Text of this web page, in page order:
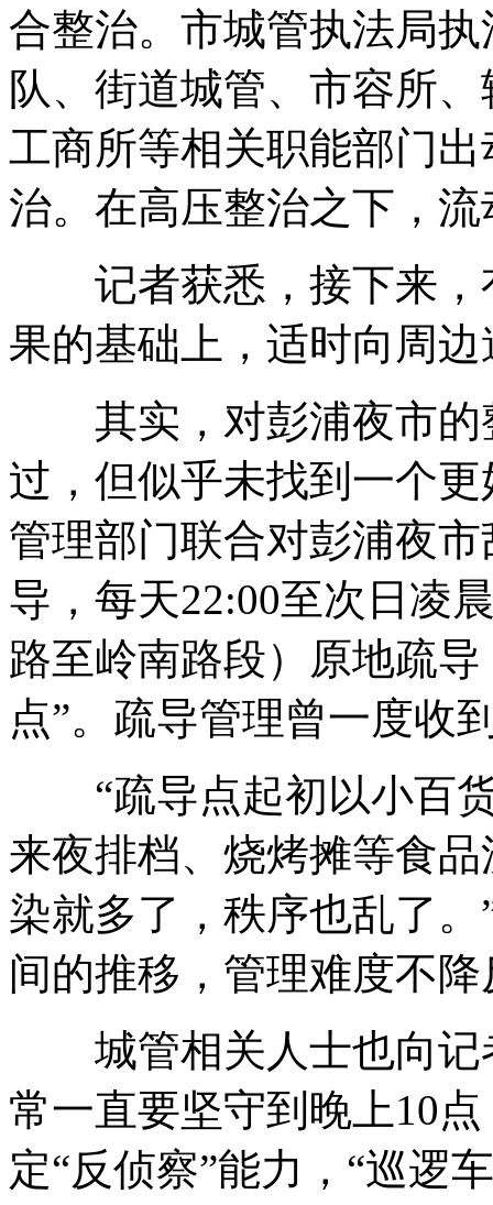
合整治。市城管执法局
队、街道城管、市容所
工商所等相关职能部门
治。在高压整治之下，
记者获悉，接下来，
果的基础上，适时向周
其实，对彭浦夜市的
过，但似乎未找到一个
管理部门联合对彭浦夜
导，每天22:00至次日凌
路至岭南路段）原地疏
点”。疏导管理曾一度收
“疏导点起初以小百货
来夜排档、烧烤摊等食
染就多了，秩序也乱了
间的推移，管理难度不降
城管相关人士也向记
常一直要坚守到晚上10
定“反侦察”能力，“巡逻